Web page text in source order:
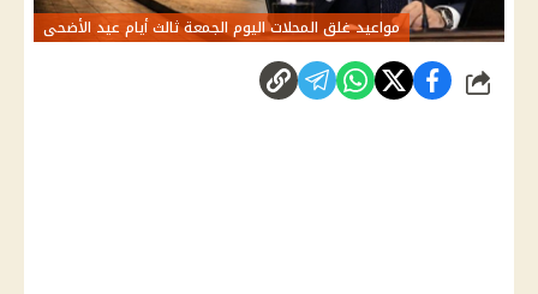
مواعيد غلق المحلات اليوم الجمعة ثالث أيام عيد الأضحى
شارك